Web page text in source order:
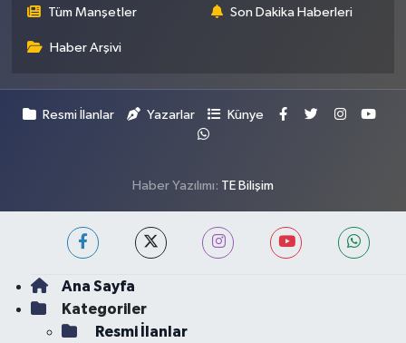
Tüm Manşetler Son Dakika Haberleri
Haber Arşivi
Resmi İlanlar Yazarlar Künye
Haber Yazılımı: TE Bilişim
Ana Sayfa
Kategoriler
Resmi İlanlar